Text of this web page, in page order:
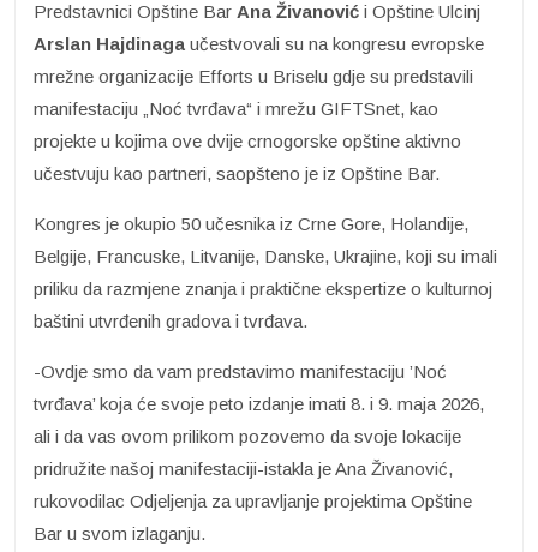
Predstavnici Opštine Bar Ana Živanović i Opštine Ulcinj
Arslan Hajdinaga učestvovali su na kongresu evropske
mrežne organizacije Efforts u Briselu gdje su predstavili
manifestaciju „Noć tvrđava“ i mrežu GIFTSnet, kao
projekte u kojima ove dvije crnogorske opštine aktivno
učestvuju kao partneri, saopšteno je iz Opštine Bar.
Kongres je okupio 50 učesnika iz Crne Gore, Holandije,
Belgije, Francuske, Litvanije, Danske, Ukrajine, koji su imali
priliku da razmjene znanja i praktične ekspertize o kulturnoj
baštini utvrđenih gradova i tvrđava.
-Ovdje smo da vam predstavimo manifestaciju ’Noć
tvrđava’ koja će svoje peto izdanje imati 8. i 9. maja 2026,
ali i da vas ovom prilikom pozovemo da svoje lokacije
pridružite našoj manifestaciji-istakla je Ana Živanović,
rukovodilac Odjeljenja za upravljanje projektima Opštine
Bar u svom izlaganju.